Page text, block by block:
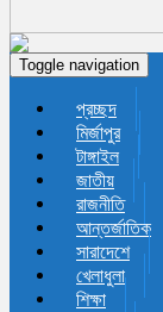
Toggle navigation
প্রচ্ছদ
মির্জাপুর
টাঙ্গাইল
জাতীয়
রাজনীতি
আন্তর্জাতিক
সারাদেশে
খেলাধুলা
শিক্ষা